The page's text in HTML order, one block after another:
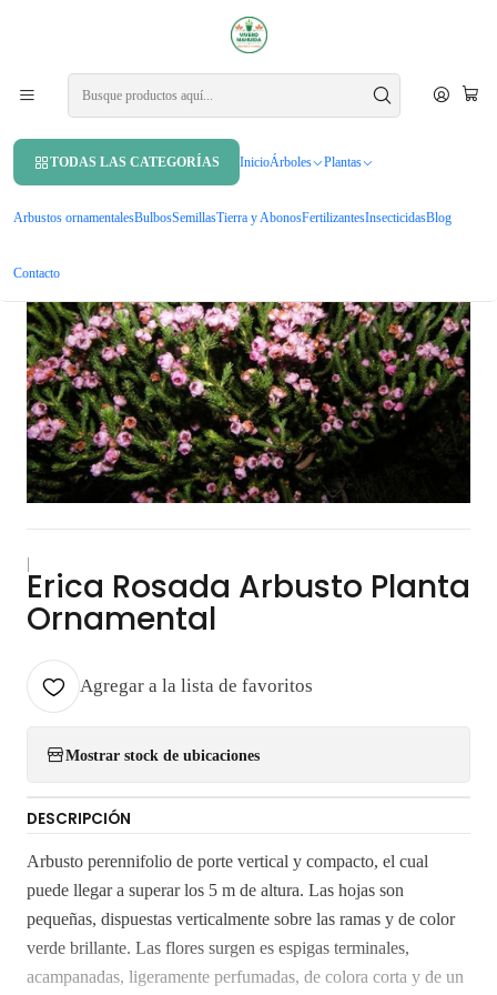
TODAS LAS CATEGORÍAS InicioÁrboles Plantas
Arbustos ornamentalesBulbosSemillasTierra y AbonosFertilizantesInsecticidasBlog
Contacto
APROVECHA UN 10% DE DCTO. EN TU PRIMERA COMPRA USANDO
Inicio
Arbustos ornamentales
Erica Rosada Arbusto Planta Ornamental
Erica Rosada Arbusto Planta
Ornamental
Agregar a la lista de favoritos
Mostrar stock de ubicaciones
DESCRIPCIÓN
Arbusto perennifolio de porte vertical y compacto, el cual
puede llegar a superar los 5 m de altura. Las hojas son
pequeñas, dispuestas verticalmente sobre las ramas y de color
verde brillante. Las flores surgen es espigas terminales,
acampanadas, ligeramente perfumadas, de colora corta y de un